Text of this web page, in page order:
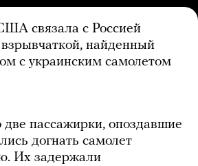
связала с Россией
найденный
с украинским самолетом
пассажирки, опоздавшие
догнать самолет
Их задержали